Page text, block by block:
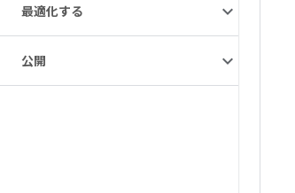
最適化する
公開